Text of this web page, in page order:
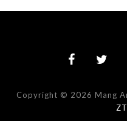
Copyright © 2026 Mang